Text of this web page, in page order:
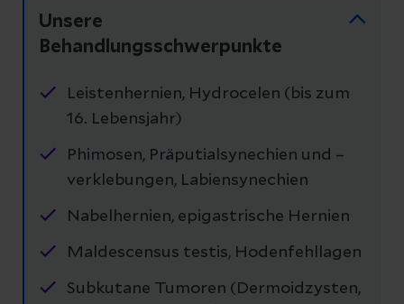
Unsere
Behandlungsschwerpunkte
Leistenhernien, Hydrocelen (bis zum
16. Lebensjahr)
Phimosen, Präputialsynechien und –
verklebungen, Labiensynechien
Nabelhernien, epigastrische Hernien
Maldescensus testis, Hodenfehllagen
Subkutane Tumoren (Dermoidzysten,